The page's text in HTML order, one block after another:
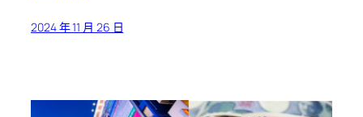
2024 年 11 月 26 日